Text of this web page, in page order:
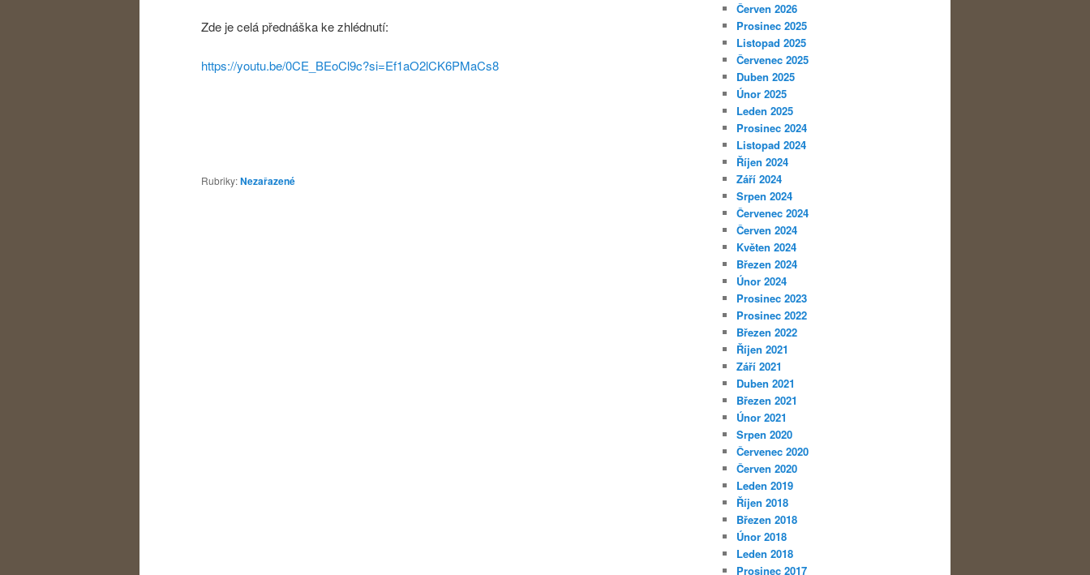
Zde je celá přednáška ke zhlédnutí:
https://youtu.be/0CE_BEoCl9c?si=Ef1aO2lCK6PMaCs8
Rubriky:Nezařazené
Červen 2026
Prosinec 2025
Listopad 2025
Červenec 2025
Duben 2025
Únor 2025
Leden 2025
Prosinec 2024
Listopad 2024
Říjen 2024
Září 2024
Srpen 2024
Červenec 2024
Červen 2024
Květen 2024
Březen 2024
Únor 2024
Prosinec 2023
Prosinec 2022
Březen 2022
Říjen 2021
Září 2021
Duben 2021
Březen 2021
Únor 2021
Srpen 2020
Červenec 2020
Červen 2020
Leden 2019
Říjen 2018
Březen 2018
Únor 2018
Leden 2018
Prosinec 2017